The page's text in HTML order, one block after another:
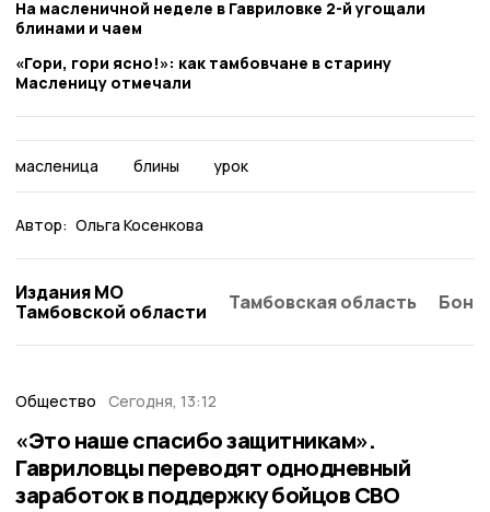
На масленичной неделе в Гавриловке 2-й угощали
блинами и чаем
«Гори, гори ясно!»: как тамбовчане в старину
Масленицу отмечали
масленица блины урок
Автор: Ольга Косенкова
Издания МО
Тамбовской области
Тамбовская область
Общество Сегодня, 13:12
«Это наше спасибо защитникам».
Гавриловцы переводят однодневный
заработок в поддержку бойцов СВО